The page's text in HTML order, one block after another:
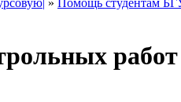
» Помощь студентам